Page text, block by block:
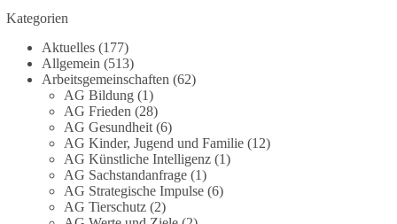
Im Politischen Frühschoppen diskutieren die
Teilnehmer das Verhältnis von Mensch, Natur und
Grundgesetz.
Beitrag der AG Strategische Impulse
Kann die Natur Träger eigener Grundrechte sein?
Oder würde eine solche Entwicklung das
Fundament unseres Grundgesetzes sprengen? Mit
dieser grundsätzlichen Frage beschäftigte sich die
Kategorien
Aktuelles(177)
Allgemein (513)
Arbeitsgemeinschaften (62)
AG Bildung(1)
AG Frieden (28)
AG Gesundheit(6)
AG Kinder, Jugend und Familie(12)
AG Künstliche Intelligenz(1)
AG Sachstandanfrage(1)
AG Strategische Impulse(6)
AG Tierschutz(2)